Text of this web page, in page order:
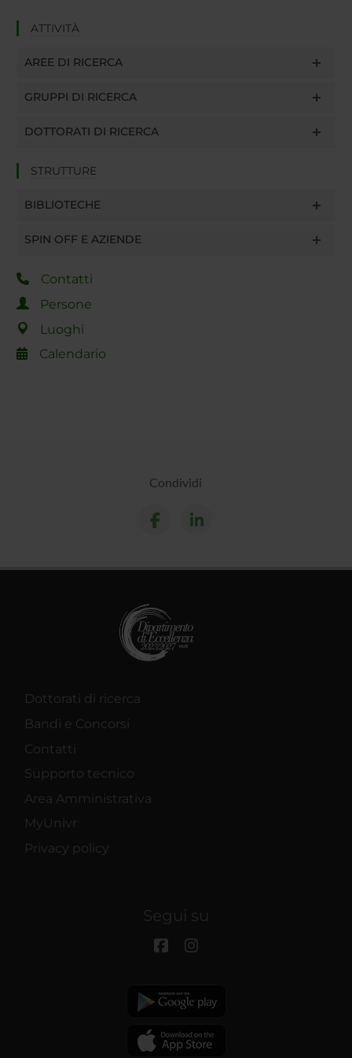
ATTIVITÀ
AREE DI RICERCA
GRUPPI DI RICERCA
DOTTORATI DI RICERCA
STRUTTURE
BIBLIOTECHE
SPIN OFF E AZIENDE
Contatti
Persone
Luoghi
Calendario
Condividi
Dottorati di ricerca
Bandi e Concorsi
Contatti
Supporto tecnico
Area Amministrativa
MyUnivr
Privacy policy
Segui su